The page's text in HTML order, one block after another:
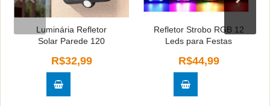
Luminária Refletor
Solar Parede 120
R$32,99
Refletor Strobo RGB 12
Leds para Festas
R$44,99